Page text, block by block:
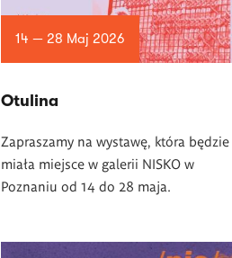
14 — 28 Maj 2026
Otulina
Zapraszamy na wystawę, która będzie
miała miejsce w galerii NISKO w
Poznaniu od 14 do 28 maja.